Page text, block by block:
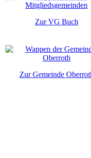
Zur VG Buch
Zur Gemeinde